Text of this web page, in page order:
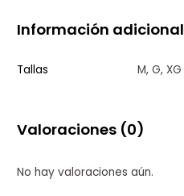
Información adicional
Tallas M, G, XG
Valoraciones (0)
No hay valoraciones aún.